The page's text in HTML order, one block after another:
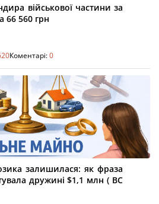
військової частини за
66 560 грн
Коментарі:0
залишилася: як фраза
дружині $1,1 млн ( ВС